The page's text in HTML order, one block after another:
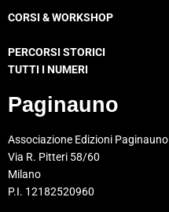
CORSI & WORKSHOP
PERCORSI STORICI
TUTTI I NUMERI
Paginauno
Associazione Edizioni Paginauno
Via R. Pitteri 58/60
Milano
P.I. 12182520960